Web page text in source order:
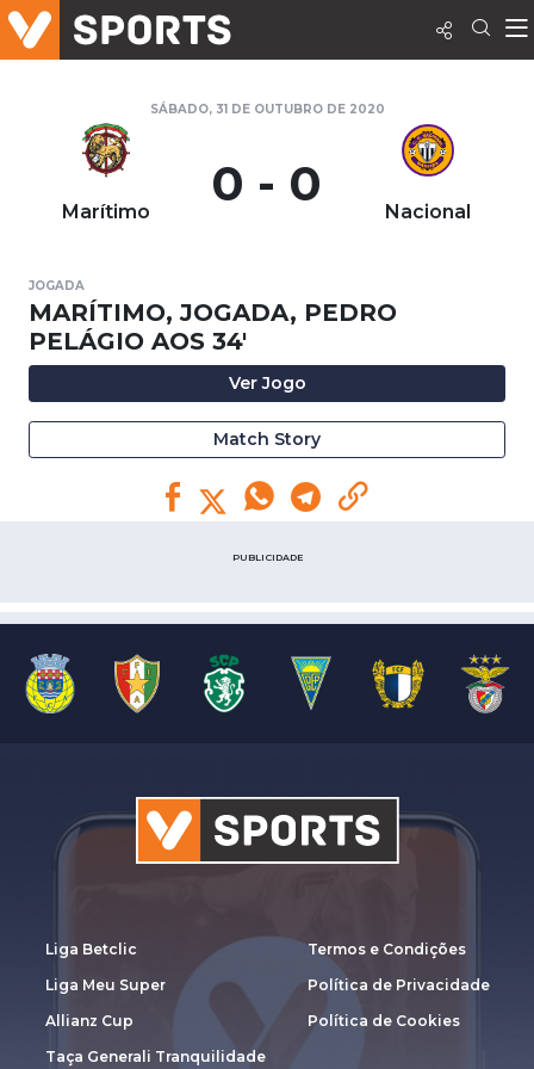
SÁBADO, 31 DE OUTUBRO DE 2020
Marítimo 0 - 0 Nacional
JOGADA
MARÍTIMO, JOGADA, PEDRO
PELÁGIO AOS 34'
Ver Jogo
Match Story
PUBLICIDADE
Liga Betclic
Liga Meu Super
Allianz Cup
Taça Generali Tranquilidade
Termos e Condições
Política de Privacidade
Política de Cookies